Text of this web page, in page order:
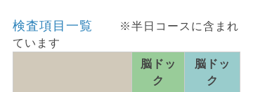
検査項目一覧
※半日コースに含まれ
ています
脳ドッ
ク
脳ドッ
ク